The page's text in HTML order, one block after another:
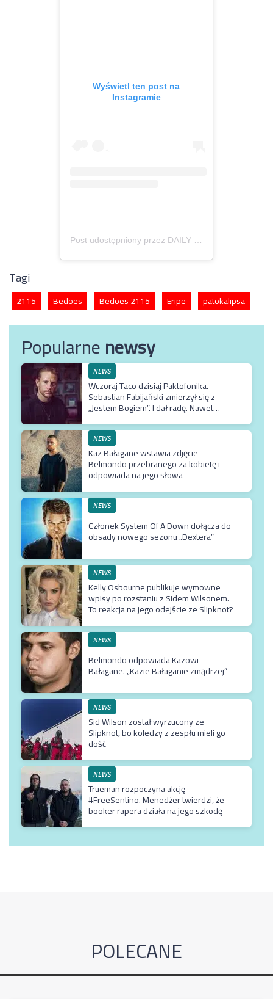
Wyświetl ten post na
Instagramie
Tagi
2115 Bedoes Bedoes 2115 Eripe patokalipsa
Popularnenewsy
NEWS
Wczoraj Taco dzisiaj Paktofonika.
Sebastian Fabijański zmierzył się z
„Jestem Bogiem”. I dał radę. Nawet
NEWS
Kaz Bałagane wstawia zdjęcie
Belmondo przebranego za kobietę i
odpowiada na jego słowa
NEWS
Członek System Of A Down dołącza do
obsady nowego sezonu „Dextera”
NEWS
Kelly Osbourne publikuje wymowne
wpisy po rozstaniu z Sidem Wilsonem.
To reakcja na jego odejście ze Slipknot?
NEWS
Belmondo odpowiada Kazowi
Bałagane. „Kazie Bałaganie zmądrzej”
NEWS
Sid Wilson został wyrzucony ze
Slipknot, bo koledzy z zespłu mieli go
dość
NEWS
Trueman rozpoczyna akcję
#FreeSentino. Menedżer twierdzi, że
booker rapera działa na jego szkodę
POLECANE